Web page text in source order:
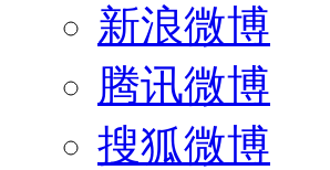
新浪微博
腾讯微博
搜狐微博